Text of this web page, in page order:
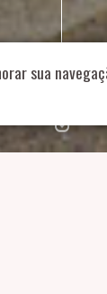
Role para
sua